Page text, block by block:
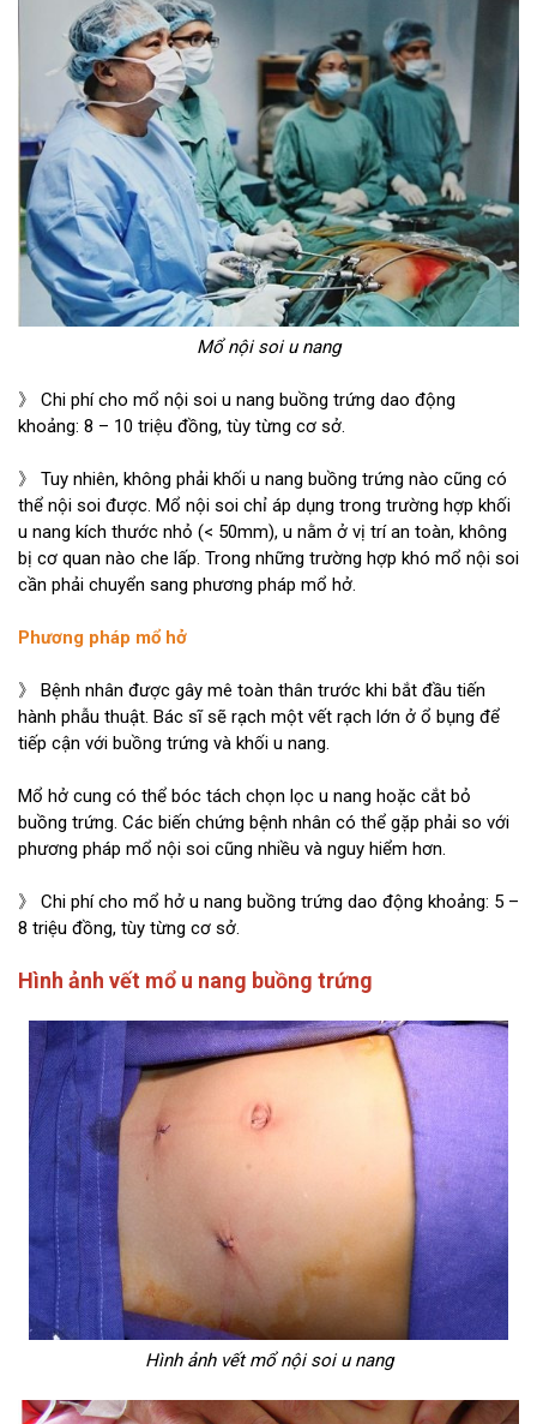
Mổ nội soi u nang
》 Chi phí cho mổ nội soi u nang buồng trứng dao động
khoảng: 8 – 10 triệu đồng, tùy từng cơ sở.
》 Tuy nhiên, không phải khối u nang buồng trứng nào cũng có
thể nội soi được. Mổ nội soi chỉ áp dụng trong trường hợp khối
u nang kích thước nhỏ (< 50mm), u nằm ở vị trí an toàn, không
bị cơ quan nào che lấp. Trong những trường hợp khó mổ nội soi
cần phải chuyển sang phương pháp mổ hở.
Phương pháp mổ hở
》 Bệnh nhân được gây mê toàn thân trước khi bắt đầu tiến
hành phẫu thuật. Bác sĩ sẽ rạch một vết rạch lớn ở ổ bụng để
tiếp cận với buồng trứng và khối u nang.
Mổ hở cung có thể bóc tách chọn lọc u nang hoặc cắt bỏ
buồng trứng. Các biến chứng bệnh nhân có thể gặp phải so với
phương pháp mổ nội soi cũng nhiều và nguy hiểm hơn.
》 Chi phí cho mổ hở u nang buồng trứng dao động khoảng: 5 –
8 triệu đồng, tùy từng cơ sở.
Hình ảnh vết mổ u nang buồng trứng
Hình ảnh vết mổ nội soi u nang